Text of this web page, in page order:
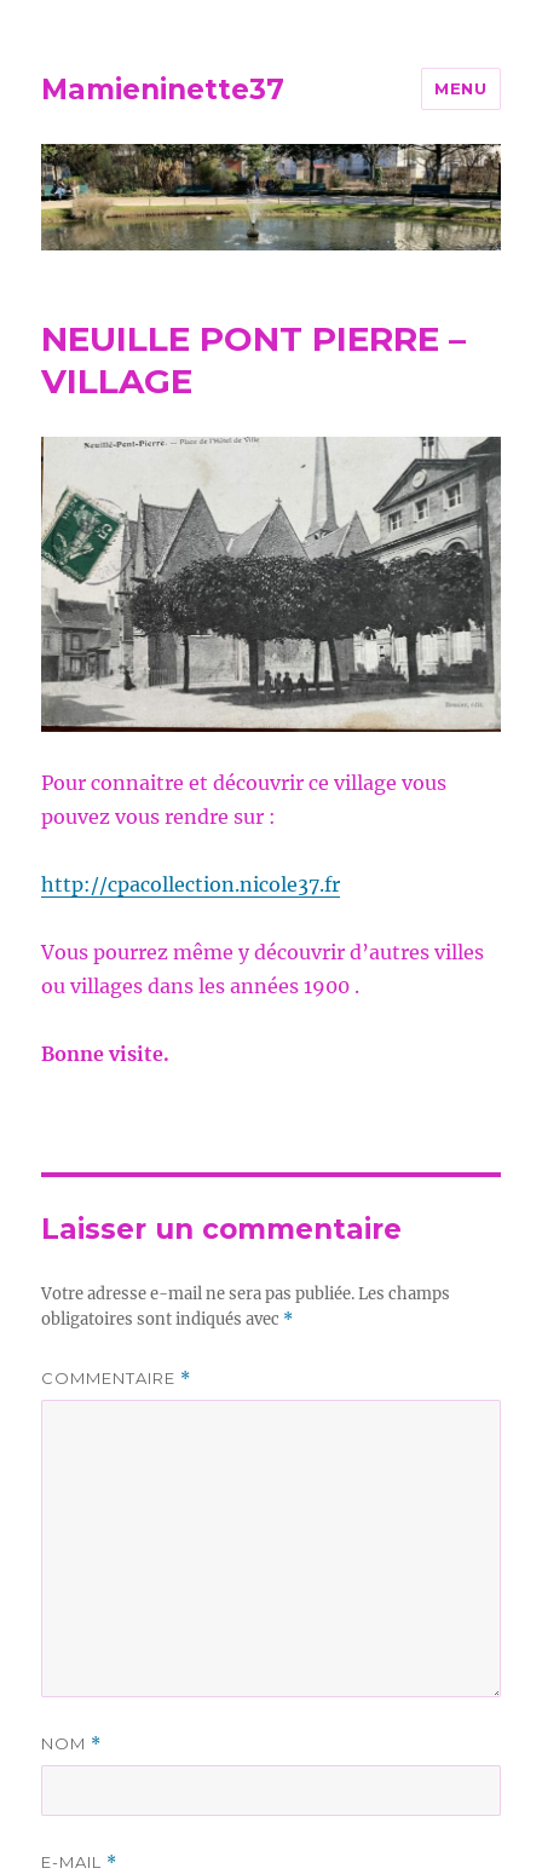
Mamieninette37 MENU
NEUILLE PONT PIERRE –
VILLAGE
Pour connaitre et découvrir ce village vous
pouvez vous rendre sur :
http://cpacollection.nicole37.fr
Vous pourrez même y découvrir d’autres villes
ou villages dans les années 1900 .
Bonne visite.
Laisser un commentaire
Votre adresse e-mail ne sera pas publiée. Les champs
obligatoires sont indiqués avec *
COMMENTAIRE *
NOM *
E-MAIL *